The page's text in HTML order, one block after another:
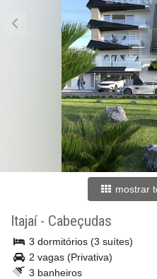
mostrar
Itajaí- Cabeçudas
3 dormitórios (3 suítes)
2 vagas (Privativa)
3 banheiros